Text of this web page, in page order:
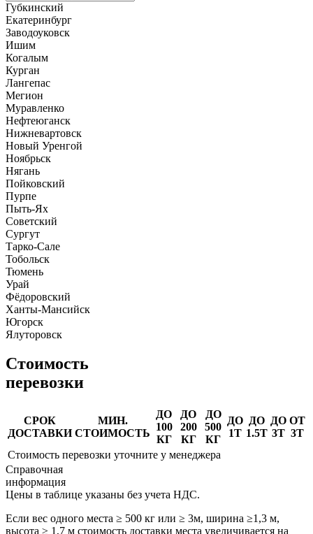
Губкинский
Екатеринбург
Заводоуковск
Ишим
Когалым
Курган
Лангепас
Мегион
Муравленко
Нефтеюганск
Нижневартовск
Новый Уренгой
Ноябрьск
Нягань
Пойковский
Пурпе
Пыть-Ях
Советский
Сургут
Тарко-Сале
Тобольск
Тюмень
Урай
Фёдоровский
Ханты-Мансийск
Югорск
Ялуторовск
Стоимость
перевозки
СРОК
ДОСТАВКИ
МИН.
СТОИМОСТЬ
ДО
100
КГ
ДО
200
КГ
ДО
500
КГ
ДО
1Т
ДО
1.5Т
ДО
3Т
ОТ
3Т
Стоимость перевозки уточните у менеджера
Справочная
информация
Цены в таблице указаны без учета НДС.
Если вес одного места ≥ 500 кг или ≥ 3м, ширина ≥1,3 м,
высота ≥ 1,7 м стоимость доставки места увеличивается на